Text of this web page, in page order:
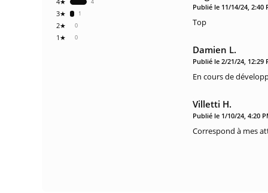
0
1★
0
2★
1
3★
Publié le 11/14/24, 2:40
Top
Damien L.
Publié le 2/21/24, 12:29
En cours de
Villetti H.
Publié le 1/10/24, 4:20
Correspond à mes